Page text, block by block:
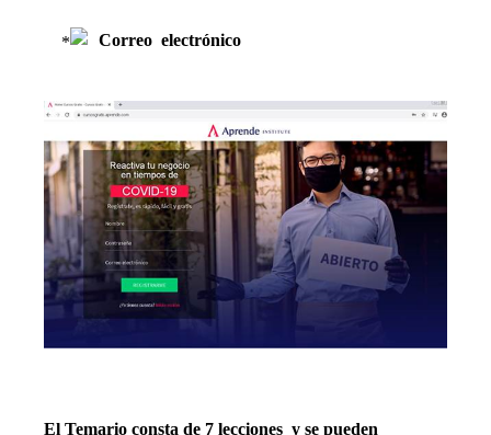
Correo electrónico
El Temario consta de 7 lecciones y se pueden